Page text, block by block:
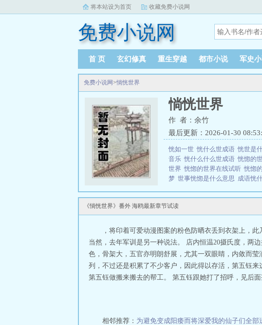
将本站设为首页 收藏免费小说网
免费小说网
首 页 玄幻修真 重生穿越 都市小说 军史
免费小说网>惝恍世界
惝恍世界
作 者：余竹
最后更新：2026-01-30
恍如一世 恍什么世成语 恍世是
音乐 恍什么什么世成语 恍惚的
世界 恍惚的世界在线试听 恍惚
梦 世事恍惚是什么意思 成语恍
三秒记住本站：免费小说网 网址
《惝恍世界》番外 海鸥最新章节试读
，将印着可爱动漫图案的粉色防晒衣丢到衣架上，
当然，去年军训是另一种说法。 店内恒温20摄氏度，两
色，骨架大，五官亦明朗舒展，尤其一双眼睛，内敛而
列，不过还是积累了不少客户，因此得以存活，第五钰
第五钰做搬来搬去的帮工。 第五钰跟她打了招呼，见后
相邻推荐： 为避免变成阳痿而将深爱我的仙子们全部